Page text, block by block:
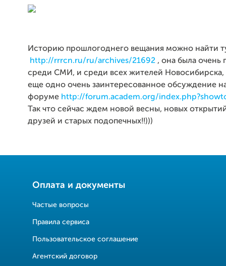
Историю прошлогоднего вещания можно найти
http://rrrcn.ru/ru/archives/21692 , она была очень
среди СМИ, и среди всех жителей Новосибирска,
еще одно очень заинтересованное обсуждение
форуме http://forum.academ.org/
Так что сейчас ждем новой весны, новых
друзей и старых подопечных!!)))
Оплата и документы
Частые вопросы
Правила сервиса
Пользовательское соглашение
Агентский договор